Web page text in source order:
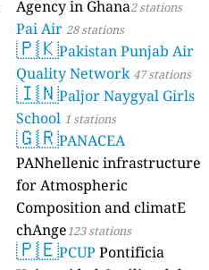
Agency in Ghana2 stations
Pai Air 28 stations
🇵🇰Pakistan Punjab Air
Quality Network 47 stations
🇮🇳Paljor Naygyal Girls
School 1 stations
🇬🇷PANACEA
PANhellenic infrastructure
for Atmospheric
Composition and climatE
chAnge123 stations
🇵🇪PCUP Pontificia